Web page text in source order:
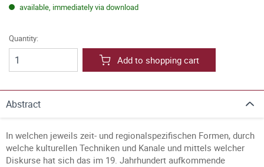
available, immediately via download
Quantity:
Add to shopping cart
Abstract
In welchen jeweils zeit- und regionalspezifischen Formen, durch
welche kulturellen Techniken und Kanale und mittels welcher
Diskurse hat sich das im 19. Jahrhundert aufkommende